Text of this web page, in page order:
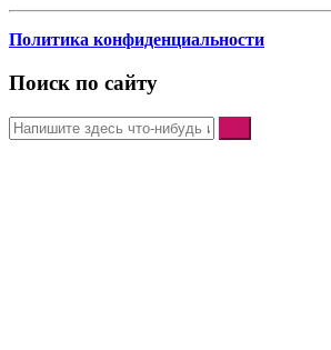
Политика конфиденциальности
Поиск по сайту